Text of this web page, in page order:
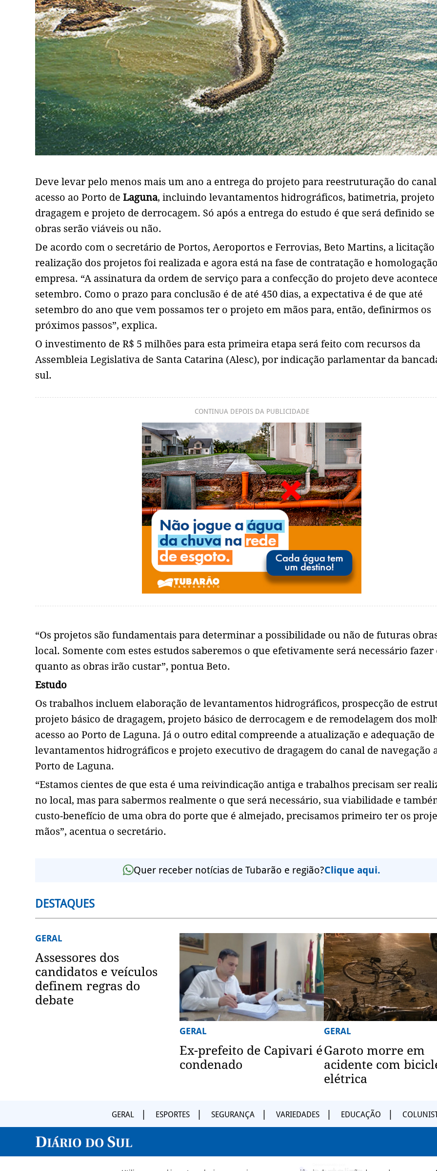
Deve levar pelo menos mais um ano a entrega do projeto para reestruturação do
acesso ao Porto de Laguna, incluindo levantamentos hidrográficos, batimetria, projeto
dragagem e projeto de derrocagem. Só após a entrega do estudo é que será definido se
obras serão viáveis ou não.
De acordo com o secretário de Portos, Aeroportos e Ferrovias, Beto Martins, a licitação
realização dos projetos foi realizada e agora está na fase de contratação e
empresa. “A assinatura da ordem de serviço para a confecção do projeto deve
setembro. Como o prazo para conclusão é de até 450 dias, a expectativa é de que até
setembro do ano que vem possamos ter o projeto em mãos para, então, definirmos os
próximos passos”, explica.
O investimento de R$ 5 milhões para esta primeira etapa será feito com recursos da
Assembleia Legislativa de Santa Catarina (Alesc), por indicação parlamentar da
sul.
CONTINUA DEPOIS DA PUBLICIDADE
“Os projetos são fundamentais para determinar a possibilidade ou não de futuras
local. Somente com estes estudos saberemos o que efetivamente será necessário fazer
quanto as obras irão custar”, pontua Beto.
Estudo
Os trabalhos incluem elaboração de levantamentos hidrográficos, prospecção de
projeto básico de dragagem, projeto básico de derrocagem e de remodelagem dos
acesso ao Porto de Laguna. Já o outro edital compreende a atualização e adequação de
levantamentos hidrográficos e projeto executivo de dragagem do canal de navegação
Porto de Laguna.
“Estamos cientes de que esta é uma reivindicação antiga e trabalhos precisam ser
no local, mas para sabermos realmente o que será necessário, sua viabilidade e
custo-benefício de uma obra do porte que é almejado, precisamos primeiro ter os
mãos”, acentua o secretário.
Quer receber notícias de Tubarão e região?Clique aqui.
DESTAQUES
GERAL
Assessores dos
candidatos e veículos
definem regras do
debate
GERAL
Ex-prefeito de Capivari é
condenado
GERAL
Garoto morre em
acidente com
elétrica
GERAL ESPORTES SEGURANÇA VARIEDADES EDUCAÇÃO